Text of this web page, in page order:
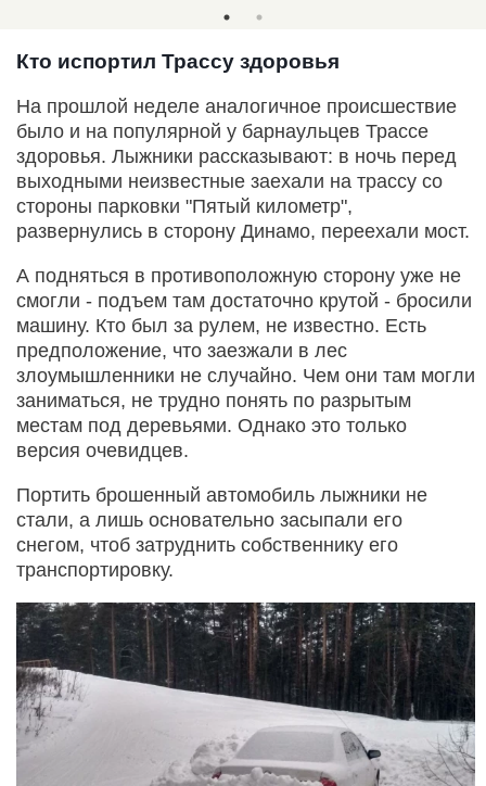
Кто испортил Трассу здоровья
На прошлой неделе аналогичное происшествие
было и на популярной у барнаульцев Трассе
здоровья. Лыжники рассказывают: в ночь перед
выходными неизвестные заехали на трассу со
стороны парковки "Пятый километр",
развернулись в сторону Динамо, переехали мост.
А подняться в противоположную сторону уже не
смогли - подъем там достаточно крутой - бросили
машину. Кто был за рулем, не известно. Есть
предположение, что заезжали в лес
злоумышленники не случайно. Чем они там могли
заниматься, не трудно понять по разрытым
местам под деревьями. Однако это только
версия очевидцев.
Портить брошенный автомобиль лыжники не
стали, а лишь основательно засыпали его
снегом, чтоб затруднить собственнику его
транспортировку.